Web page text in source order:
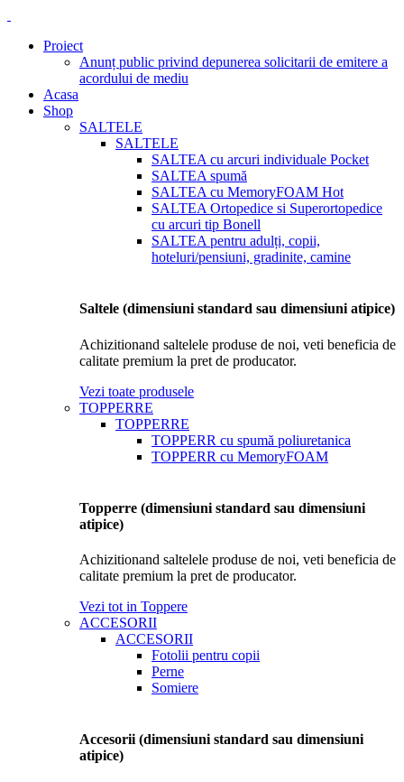
Proiect
Anunț public privind depunerea solicitarii de emitere a
acordului de mediu
Acasa
Shop
SALTELE
SALTELE
SALTEA cu arcuri individuale Pocket
SALTEA spumă
SALTEA cu MemoryFOAM Hot
SALTEA Ortopedice si Superortopedice
cu arcuri tip Bonell
SALTEA pentru adulți, copii,
hoteluri/pensiuni, gradinite, camine
Saltele (dimensiuni standard sau dimensiuni atipice)
Achizitionand saltelele produse de noi, veti beneficia de
calitate premium la pret de producator.
Vezi toate produsele
TOPPERRE
TOPPERRE
TOPPERR cu spumă poliuretanica
TOPPERR cu MemoryFOAM
Topperre (dimensiuni standard sau dimensiuni
atipice)
Achizitionand saltelele produse de noi, veti beneficia de
calitate premium la pret de producator.
Vezi tot in Toppere
ACCESORII
ACCESORII
Fotolii pentru copii
Perne
Somiere
Accesorii (dimensiuni standard sau dimensiuni
atipice)